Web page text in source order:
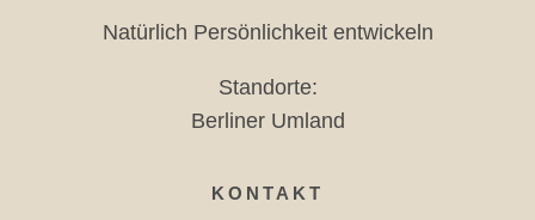
Natürlich Persönlichkeit entwickeln
Standorte:
Berliner Umland
KONTAKT